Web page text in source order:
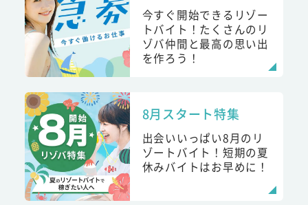
今すぐ開始できるリゾー
トバイト！たくさんのリ
ゾバ仲間と最高の思い出
を作ろう！
8月スタート特集
出会いいっぱい8月のリ
ゾートバイト！短期の夏
休みバイトはお早めに！